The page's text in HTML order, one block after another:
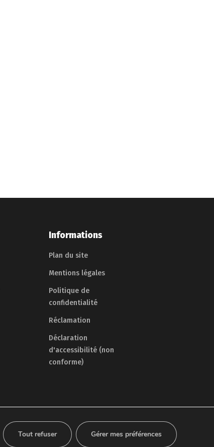
Informations
Plan du site
Mentions légales
Politique de
confidentialité
Réclamation
Déclaration
d'accessibilité (non
conforme)
Tout refuser Gérer mes préférences